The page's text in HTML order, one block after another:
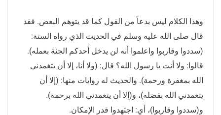
وهذا الكلام ليس بدعاً من القول كما قد يتوهم البعض. فقد
قال صلى الله عليه وسلم في الحديث الذي رواه الستة:
(سددوا وقاربوا واعلموا أنه لن يدخل أحدكم الجنة بعمله).
قالوا: ولا أنت يا رسول الله؟ قال: (ولا أنا، إلا أن يتغمدني
الله بمغفرة ورحمة). والحديث له روايات منها: (إلا أن
يتغمدني الله بفضله)، و(إلا أن يتغمدني الله برحمة).
و(سددوا وقاربوا)، أي: اجتهدوا قدر الإمكان.